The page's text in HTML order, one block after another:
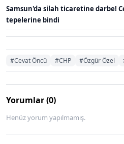
Samsun'da silah ticaretine darbe!
tepelerine bindi
#Cevat Öncü #CHP #Özgür Özel
Yorumlar (0)
Henüz yorum yapılmamış.